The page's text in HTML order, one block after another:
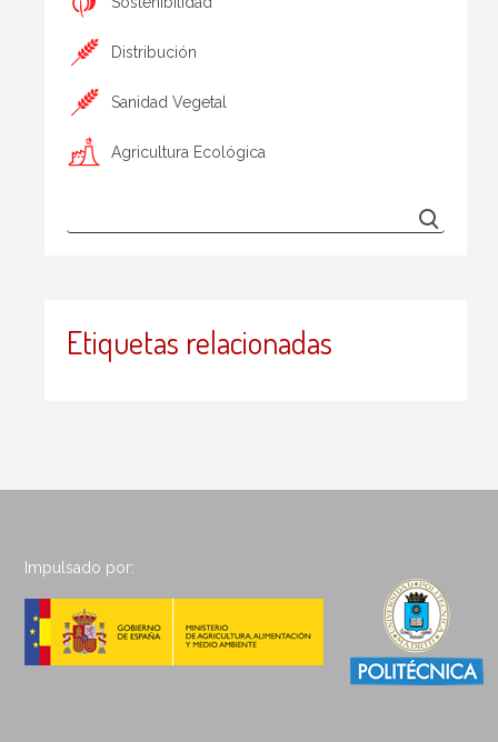
Distribución
Sanidad Vegetal
Agricultura Ecológica
Etiquetas relacionadas
Impulsado por: